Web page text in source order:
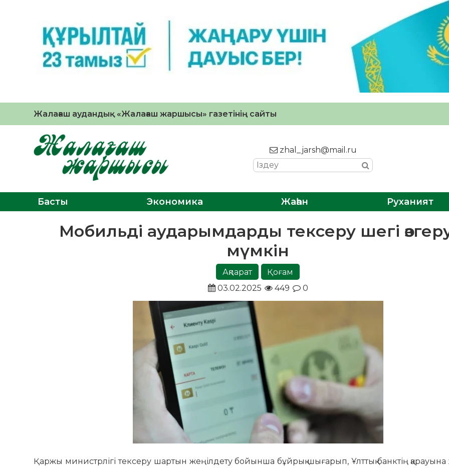
Жалағаш аудандық «Жалағаш жаршысы» газетінің сайты
zhal_jarsh@mail.ru
Басты Экономика Жаһан Руханият
Мобильді аударымдарды тексеру шегі
мүмкін
Ақпарат
Қоғам
03.02.2025
449 0
Қаржы министрлігі тексеру шартын жеңілдету бойынша бұйрық шығарып, Ұлттық банктің қарауына